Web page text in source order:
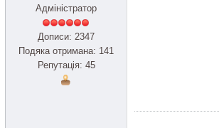
Адміністратор
Дописи: 2347
Подяка отримана: 141
Репутація: 45